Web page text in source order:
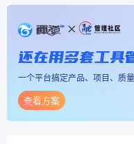
还在用多套工具
一个平台搞定产品、项目、质
查看方案